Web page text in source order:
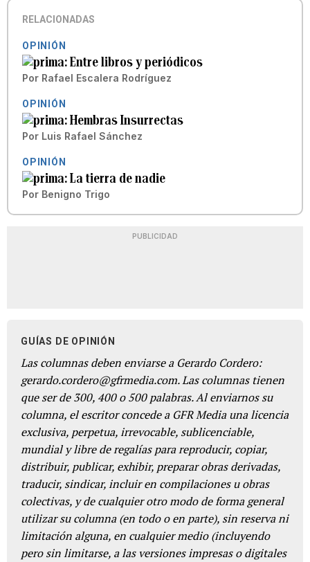
RELACIONADAS
OPINIÓN
Entre libros y periódicos
Por Rafael Escalera Rodríguez
OPINIÓN
Hembras Insurrectas
Por Luis Rafael Sánchez
OPINIÓN
La tierra de nadie
Por Benigno Trigo
PUBLICIDAD
GUÍAS DE OPINIÓN
Las columnas deben enviarse a Gerardo Cordero:
gerardo.cordero@gfrmedia.com. Las columnas tienen
que ser de 300, 400 o 500 palabras. Al enviarnos su
columna, el escritor concede a GFR Media una licencia
exclusiva, perpetua, irrevocable, sublicenciable,
mundial y libre de regalías para reproducir, copiar,
distribuir, publicar, exhibir, preparar obras derivadas,
traducir, sindicar, incluir en compilaciones u obras
colectivas, y de cualquier otro modo de forma general
utilizar su columna (en todo o en parte), sin reserva ni
limitación alguna, en cualquier medio (incluyendo
pero sin limitarse, a las versiones impresas o digitales